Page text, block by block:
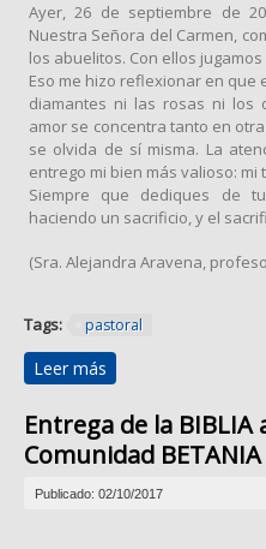
Ayer, 26 de septiembre de
Nuestra Señora del Carmen,
los abuelitos. Con ellos
Eso me hizo reflexionar en que
diamantes ni las rosas ni los
amor se concentra tanto en
se olvida de sí misma. La
entrego mi bien más valioso: mi
Siempre que dediques de
haciendo un sacrificio, y el
(Sra. Alejandra Aravena,
Tags: pastoral
Leer más
Entrega de la BIBLIA
Comunidad
Publicado: 02/10/2017